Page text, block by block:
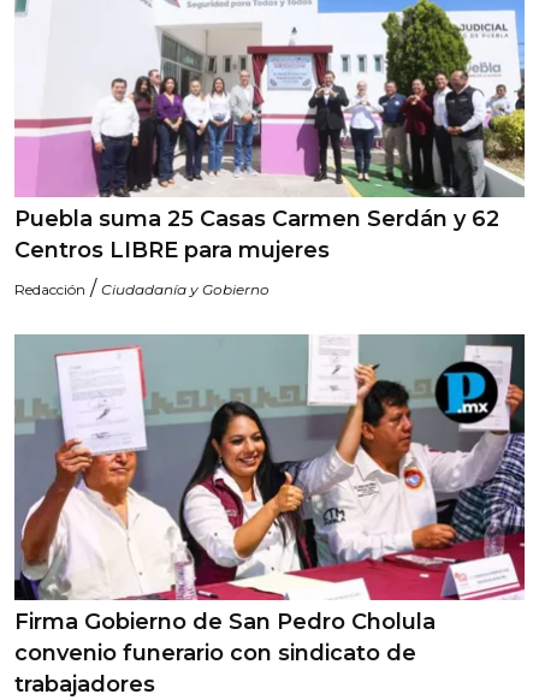
Puebla suma 25 Casas Carmen Serdán y 62
Centros LIBRE para mujeres
Redacción / Ciudadanía y Gobierno
Firma Gobierno de San Pedro Cholula
convenio funerario con sindicato de
trabajadores